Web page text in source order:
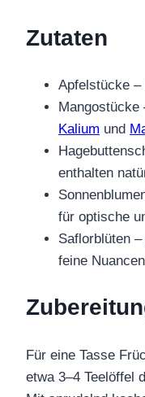
Zutaten
Apfelstücke
Kalium und
enthalten
für optische
Saflorblüten
feine Nuancen
Für eine Tasse
etwa 3–4 Teelöffel